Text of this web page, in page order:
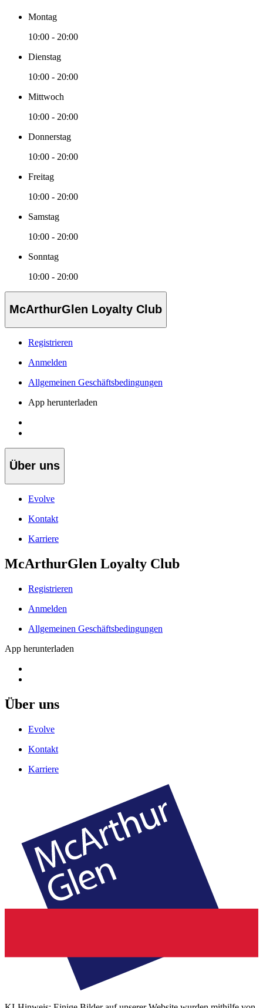
Montag
10:00 - 20:00
Dienstag
10:00 - 20:00
Mittwoch
10:00 - 20:00
Donnerstag
10:00 - 20:00
Freitag
10:00 - 20:00
Samstag
10:00 - 20:00
Sonntag
10:00 - 20:00
McArthurGlen Loyalty Club
Registrieren
Anmelden
Allgemeinen Geschäftsbedingungen
App herunterladen
Über uns
Evolve
Kontakt
Karriere
McArthurGlen Loyalty Club
Registrieren
Anmelden
Allgemeinen Geschäftsbedingungen
App herunterladen
Über uns
Evolve
Kontakt
Karriere